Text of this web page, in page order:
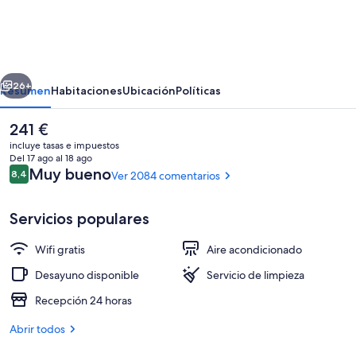
Terminal
2-
Fachada del alojamiento
Siguiente
26+
ResumenHabitacionesUbicaciónPolíticas
El
precio
actual
es
de
241 €
incluye tasas e impuestos
Del 17 ago al 18 ago
Comentarios
8,48,4 de 10
Muy buenoVer 2084 comentarios
Servicios populares
Wifi gratis
Aire acondicionado
Desayuno disponible
Servicio de limpieza
Recepción 24 horas
Abrir todos